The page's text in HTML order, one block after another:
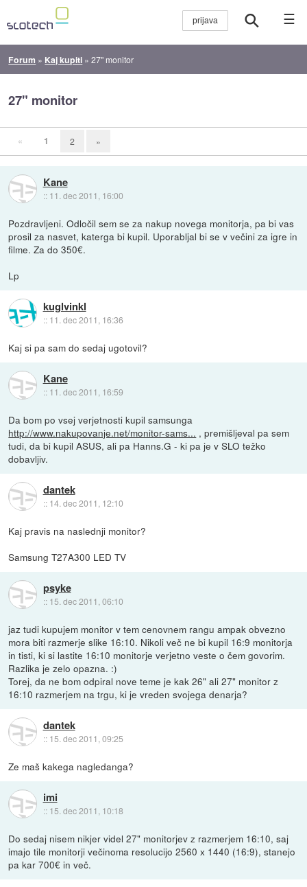
☰
Forum » Kaj kupiti »27" monitor
27" monitor
« 1 2 »
Kane
:: 11. dec 2011, 16:00
Pozdravljeni. Odločil sem se za nakup novega monitorja, pa bi vas
prosil za nasvet, katerga bi kupil. Uporabljal bi se v večini za igre in
filme. Za do 350€.
Lp
kuglvinkl
:: 11. dec 2011, 16:36
Kaj si pa sam do sedaj ugotovil?
Kane
:: 11. dec 2011, 16:59
Da bom po vsej verjetnosti kupil samsunga
http://www.nakupovanje.net/monitor-sams... , premišljeval pa sem
tudi, da bi kupil ASUS, ali pa Hanns.G - ki pa je v SLO težko
dobavljiv.
dantek
:: 14. dec 2011, 12:10
Kaj pravis na naslednji monitor?
Samsung T27A300 LED TV
psyke
:: 15. dec 2011, 06:10
jaz tudi kupujem monitor v tem cenovnem rangu ampak obvezno
mora biti razmerje slike 16:10. Nikoli več ne bi kupil 16:9 monitorja
in tisti, ki si lastite 16:10 monitorje verjetno veste o čem govorim.
Razlika je zelo opazna. :)
Torej, da ne bom odpiral nove teme je kak 26" ali 27" monitor z
16:10 razmerjem na trgu, ki je vreden svojega denarja?
dantek
:: 15. dec 2011, 09:25
Ze maš kakega nagledanga?
imi
:: 15. dec 2011, 10:18
Do sedaj nisem nikjer videl 27" monitorjev z razmerjem 16:10, saj
imajo tile monitorji večinoma resolucijo 2560 x 1440 (16:9), stanejo
pa kar 700€ in več.